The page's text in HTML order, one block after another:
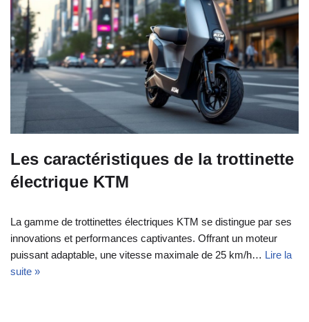
Les caractéristiques de la trottinette
électrique KTM
La gamme de trottinettes électriques KTM se distingue par ses
innovations et performances captivantes. Offrant un moteur
puissant adaptable, une vitesse maximale de 25 km/h… Lire la
suite »